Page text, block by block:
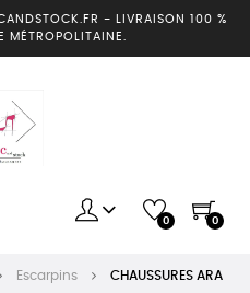
-
LIVRAISON 100 %
MÉTROPOLITAINE.
0 0
Escarpins
CHAUSSURES ARA